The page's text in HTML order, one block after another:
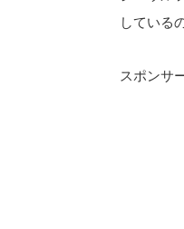
している
スポンサ